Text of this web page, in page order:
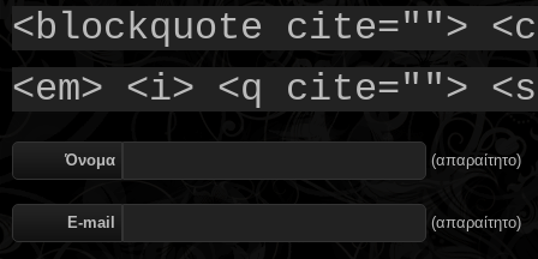
<blockquote cite="">
<em> <i> <q cite="">
Όνομα (απαραίτητο)
E-mail (απαραίτητο)